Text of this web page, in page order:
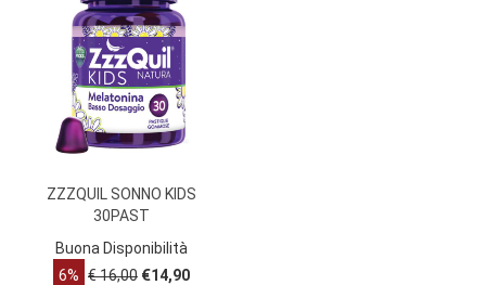
ZZZQUIL SONNO KIDS
30PAST
Buona Disponibilità
6% € 16,00 €14,90